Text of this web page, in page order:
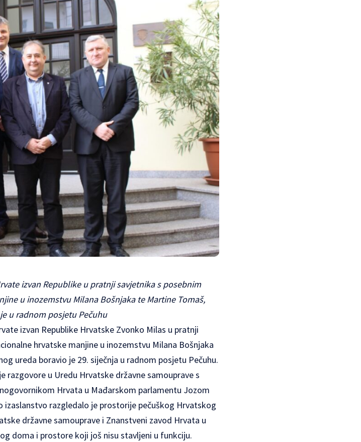
izvan Republike u pratnji savjetnika s posebnim
u inozemstvu Milana Bošnjaka te Martine Tomaš,
u radnom posjetu Pečuhu
izvan Republike Hrvatske Zvonko Milas u pratnji
hrvatske manjine u inozemstvu Milana Bošnjaka
ureda boravio je 29. siječnja u radnom posjetu Pečuhu.
razgovore u Uredu Hrvatske državne samouprave s
Hrvata u Mađarskom parlamentu Jozom
razgledalo je prostorije pečuškog Hrvatskog
državne samouprave i Znanstveni zavod Hrvata u
doma i prostore koji još nisu stavljeni u funkciju.